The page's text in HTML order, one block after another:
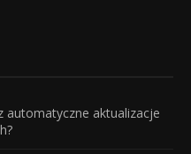
automatyczne aktualizacje